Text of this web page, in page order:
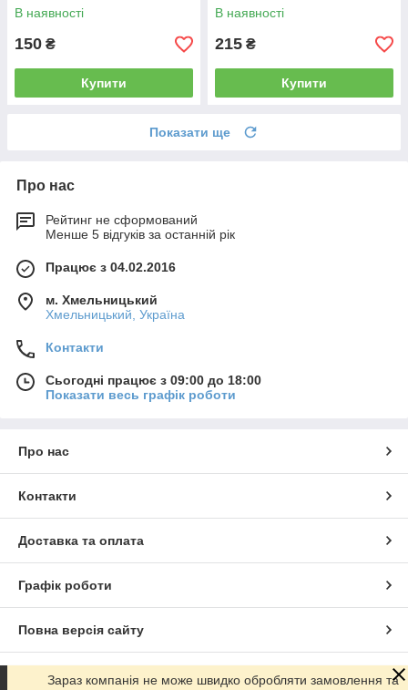
В наявності
150 ₴
Купити
В наявності
215 ₴
Купити
Показати ще
Про нас
Рейтинг не сформований
Менше 5 відгуків за останній рік
Працює з 04.02.2016
м. Хмельницький
Хмельницький, Україна
Контакти
Сьогодні працює з 09:00 до 18:00
Показати весь графік роботи
Про нас
Контакти
Доставка та оплата
Графік роботи
Повна версія сайту
Сайт створено на маркетплейсіProm.ua
Зараз компанія не може швидко обробляти замовлення та